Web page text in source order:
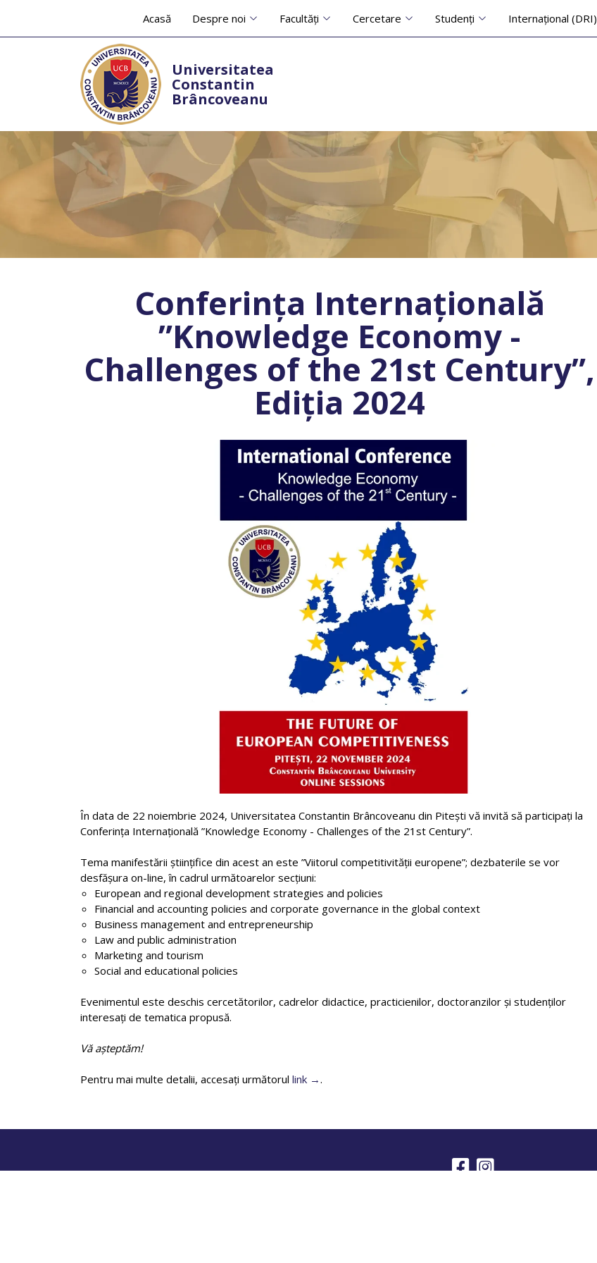
Acasă Despre noi Facultăți Cercetare Studenți Internațional (DRI)
Universitatea
Constantin
Brâncoveanu
Conferința Internațională
”Knowledge Economy -
Challenges of the 21st Century”,
Ediția 2024
În data de 22 noiembrie 2024, Universitatea Constantin Brâncoveanu din Pitești vă invită să participați la
Conferința Internațională ”Knowledge Economy - Challenges of the 21st Century”.
Tema manifestării științifice din acest an este ”Viitorul competitivității europene”; dezbaterile se vor
desfășura on-line, în cadrul următoarelor secțiuni:
European and regional development strategies and policies
Financial and accounting policies and corporate governance in the global context
Business management and entrepreneurship
Law and public administration
Marketing and tourism
Social and educational policies
Evenimentul este deschis cercetătorilor, cadrelor didactice, practicienilor, doctoranzilor și studenților
interesați de tematica propusă.
Vă așteptăm!
Pentru mai multe detalii, accesați următorul link .